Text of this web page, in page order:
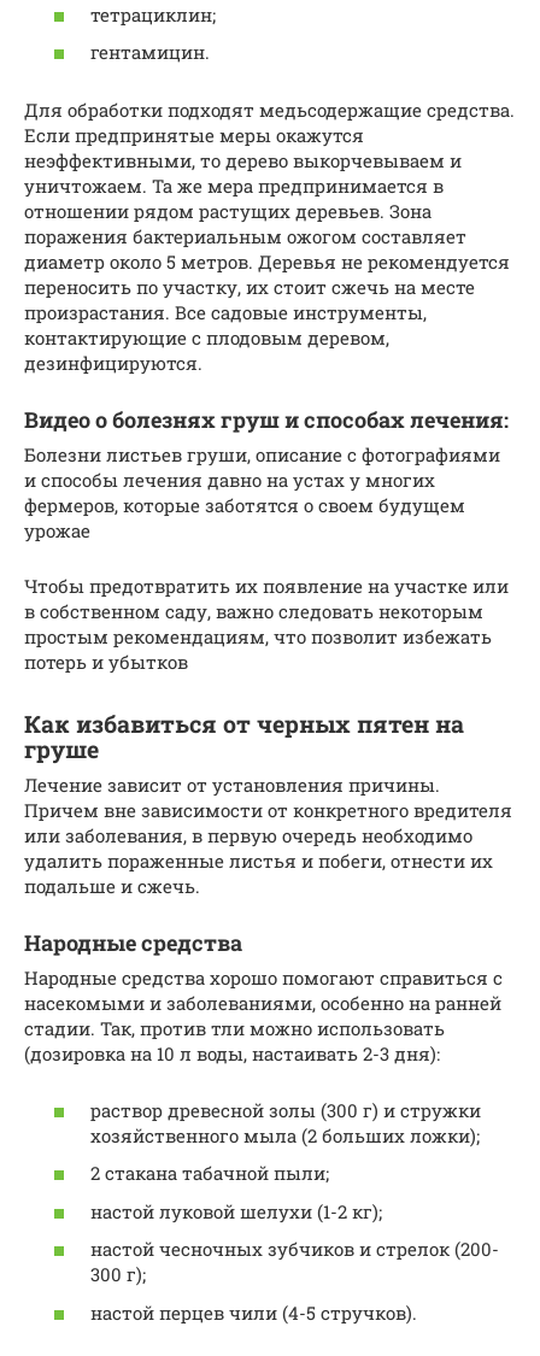
тетрациклин;
гентамицин.
Для обработки подходят медьсодержащие средства.
Если предпринятые меры окажутся
неэффективными, то дерево выкорчевываем и
уничтожаем. Та же мера предпринимается в
отношении рядом растущих деревьев. Зона
поражения бактериальным ожогом составляет
диаметр около 5 метров. Деревья не рекомендуется
переносить по участку, их стоит сжечь на месте
произрастания. Все садовые инструменты,
контактирующие с плодовым деревом,
дезинфицируются.
Видео о болезнях груш и способах лечения:
Болезни листьев груши, описание с фотографиями
и способы лечения давно на устах у многих
фермеров, которые заботятся о своем будущем
урожае
Чтобы предотвратить их появление на участке или
в собственном саду, важно следовать некоторым
простым рекомендациям, что позволит избежать
потерь и убытков
Как избавиться от черных пятен на
груше
Лечение зависит от установления причины.
Причем вне зависимости от конкретного вредителя
или заболевания, в первую очередь необходимо
удалить пораженные листья и побеги, отнести их
подальше и сжечь.
Народные средства
Народные средства хорошо помогают справиться с
насекомыми и заболеваниями, особенно на ранней
стадии. Так, против тли можно использовать
(дозировка на 10 л воды, настаивать 2-3 дня):
раствор древесной золы (300 г) и стружки
хозяйственного мыла (2 больших ложки);
2 стакана табачной пыли;
настой луковой шелухи (1-2 кг);
настой чесночных зубчиков и стрелок (200-
300 г);
настой перцев чили (4-5 стручков).